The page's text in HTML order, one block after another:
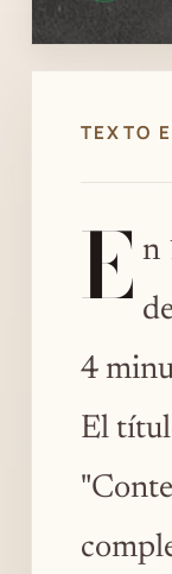
en
TEXTO
E n
4
El